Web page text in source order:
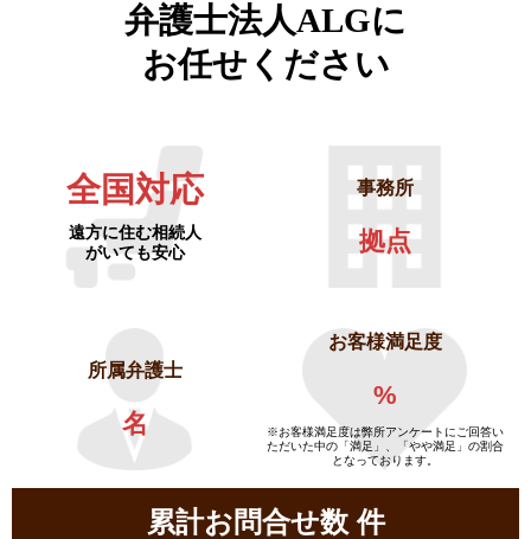
弁護士法人ALGに
お任せください
全国対応
遠方に住む相続人
がいても安心
事務所
拠点
所属弁護士
名
お客様満足度
%
※お客様満足度は弊所アンケートにご回答い
ただいた中の「満足」、「やや満足」の割合
となっております。
累計お問合せ数件